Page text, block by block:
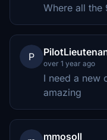
Where all the
P
over 1 year ago
I need a new
amazing
mmosoll